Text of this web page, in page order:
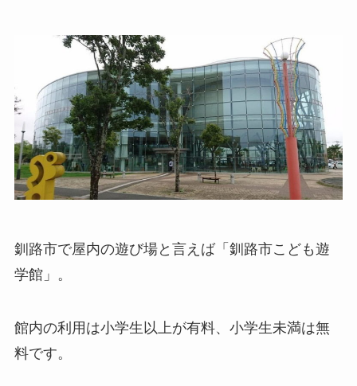
釧路市で屋内の遊び場と言えば「釧路市こども遊
学館」。
館内の利用は小学生以上が有料、小学生未満は無
料です。